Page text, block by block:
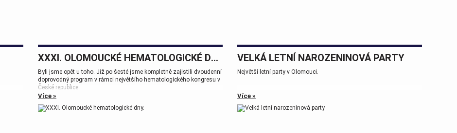
XXXI. OLOMOUCKÉ HEMATOLOGICKÉ DNY.
Byli jsme opět u toho. Již po šesté jsme kompletně zajistili dvoudenní
doprovodný program v rámci největšího hematologického kongresu v
České republice.
Tak zase za rok na viděnou přátelé.
Více »
VELKÁ LETNÍ NAROZENINOVÁ PARTY
Největší letní party v Olomouci.
Více »